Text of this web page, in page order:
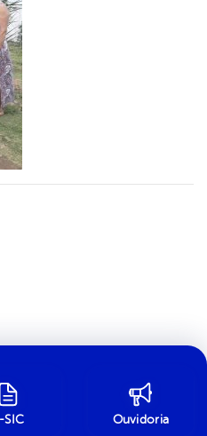
SIC Ouvidoria